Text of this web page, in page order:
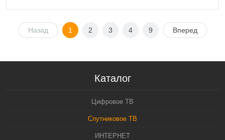
Назад 1 2 3 4 9 Вперед
Каталог
Цифровое ТВ
Спутниковое ТВ
ИНТЕРНЕТ